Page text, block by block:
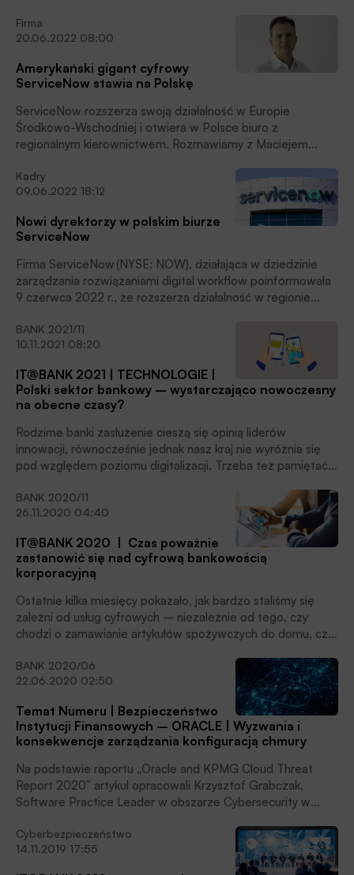
planowania, zarządzania i oceny swoich inwestycji w
bardziej zrównoważonym, sprawiedliwym i etycznym
świecie. Dlatego skupienie się na nich w organizacjach staje
się normą, wynika z badania ServiceNow i ThoughLab.
Firma
20.06.2022 08:00
Amerykański gigant cyfrowy
ServiceNow stawia na Polskę
ServiceNow rozszerza swoją działalność w Europie
Środkowo-Wschodniej i otwiera w Polsce biuro z
regionalnym kierownictwem. Rozmawiamy z Maciejem
odpowiedzialnym za rozwój
i działalności firmy w Polsce.
Kadry
09.06.2022 18:12
Nowi dyrektorzy w polskim biurze
ServiceNow
Firma ServiceNow (NYSE: NOW), działająca w dziedzinie
zarządzania rozwiązaniami digital workflow poinformowała
9 czerwca 2022 r., że rozszerza działalność w regionie
regionalnym kierownictwem.
BANK 2021/11
10.11.2021 08:20
IT@BANK 2021 | TECHNOLOGIE |
Polski sektor bankowy – wystarczająco nowoczesny
na obecne czasy?
Rodzime banki zasłużenie cieszą się opinią liderów
innowacji, równocześnie jednak nasz kraj nie wyróżnia się
pod względem poziomu digitalizacji. Trzeba też pamiętać,
geometrycznym. Czy polski sektor bankowy jest w stanie
sprostać wyzwaniom,
które przyniesie przyszłość, i czy w ogóle można
przewidzieć, jakiego rodzaju będą to wyzwania?
BANK 2020/11
26.11.2020 04:40
IT@BANK 2020 | Czas poważnie
zastanowić się nad cyfrową bankowością
korporacyjną
Ostatnie kilka miesięcy pokazało, jak bardzo staliśmy się
zależni od usług cyfrowych – niezależnie od tego, czy
chodzi o zamawianie artykułów spożywczych do domu, czy
BANK 2020/06
22.06.2020 02:50
Temat Numeru | Bezpieczeństwo
Instytucji Finansowych – ORACLE | Wyzwania i
konsekwencje zarządzania konfiguracją chmury
Na podstawie raportu „Oracle and KPMG Cloud Threat
Report 2020” artykuł opracowali Krzysztof Grabczak,
Software Practice Leader w obszarze Cybersecurity w
do Sektora bankowego w Oracle Polska
Cyberbezpieczeństwo
14.11.2019 17:55